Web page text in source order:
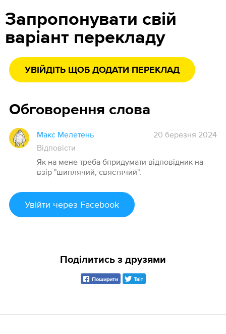
Запропонувати свій
варіант перекладу
УВІЙДІТЬ ЩОБ ДОДАТИ ПЕРЕКЛАД
Обговорення слова
Макс Мелетень
20 березня 2024
Відповісти
Як на мене треба бпридумати відповідник на
взір "шиплячий, свястячий".
Увійти через Facebook
Поділитись з друзями
Поширити Твіт